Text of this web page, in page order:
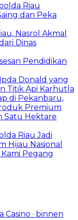
Riau
dan Peka
Nasrol Akmal
Dinas
Pendidikan
Donald yang
Titik Api Karhutla
di Pekanbaru,
Premium
Satu Hektare
Riau Jadi
Hijau Nasional
Pegang
Casino · binnen